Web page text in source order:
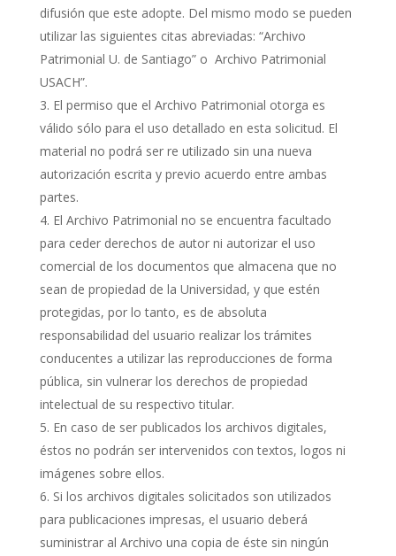
difusión que este adopte. Del mismo modo se pueden
utilizar las siguientes citas abreviadas: “Archivo
Patrimonial U. de Santiago” o Archivo Patrimonial
USACH”.
El permiso que el Archivo Patrimonial otorga es
válido sólo para el uso detallado en esta solicitud. El
material no podrá ser re utilizado sin una nueva
autorización escrita y previo acuerdo entre ambas
partes.
El Archivo Patrimonial no se encuentra facultado
para ceder derechos de autor ni autorizar el uso
comercial de los documentos que almacena que no
sean de propiedad de la Universidad, y que estén
protegidas, por lo tanto, es de absoluta
responsabilidad del usuario realizar los trámites
conducentes a utilizar las reproducciones de forma
pública, sin vulnerar los derechos de propiedad
intelectual de su respectivo titular.
En caso de ser publicados los archivos digitales,
éstos no podrán ser intervenidos con textos, logos ni
imágenes sobre ellos.
Si los archivos digitales solicitados son utilizados
para publicaciones impresas, el usuario deberá
suministrar al Archivo una copia de éste sin ningún